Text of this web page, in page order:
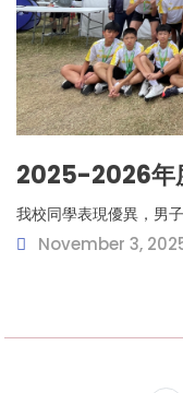
2025-2026年
我校同學表現優異，男
November 3,